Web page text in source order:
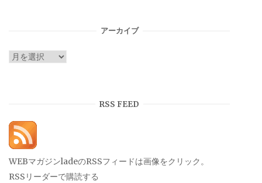
アーカイブ
ア
RSS FEED
WEBマガジンladeのRSSフィードは画像をクリック。
RSSリーダーで購読する